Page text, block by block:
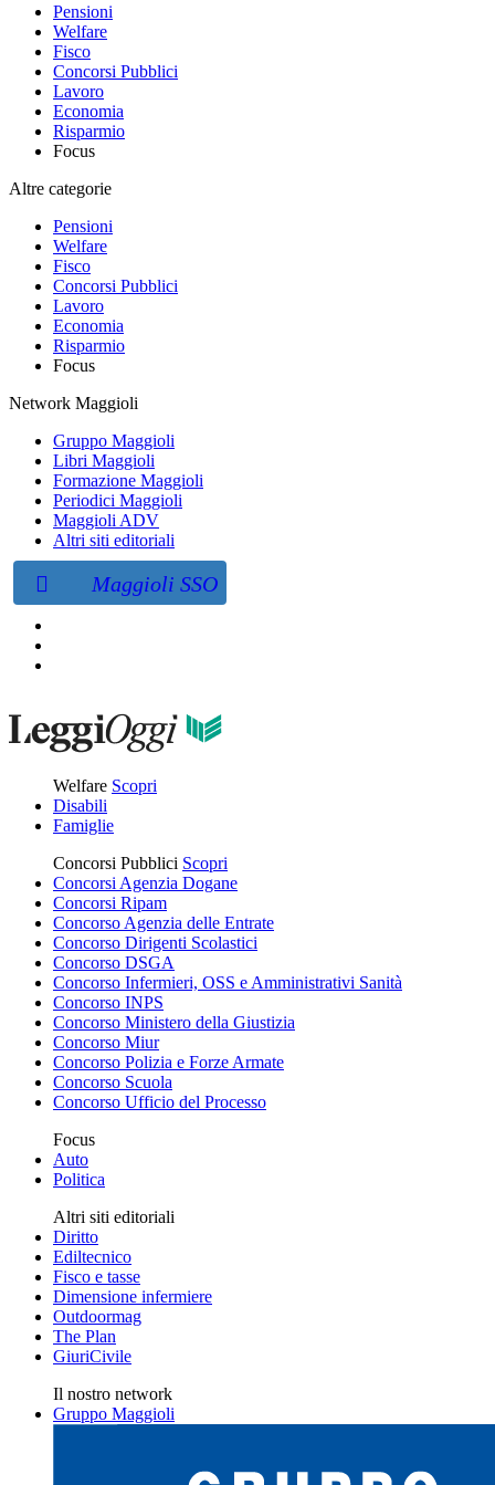
Pensioni
Welfare
Fisco
Concorsi Pubblici
Lavoro
Economia
Risparmio
Focus
Altre categorie
Pensioni
Welfare
Fisco
Concorsi Pubblici
Lavoro
Economia
Risparmio
Focus
Network Maggioli
Gruppo Maggioli
Libri Maggioli
Formazione Maggioli
Periodici Maggioli
Maggioli ADV
Altri siti editoriali
Maggioli SSO
Welfare Scopri
Disabili
Famiglie
Concorsi Pubblici Scopri
Concorsi Agenzia Dogane
Concorsi Ripam
Concorso Agenzia delle Entrate
Concorso Dirigenti Scolastici
Concorso DSGA
Concorso Infermieri, OSS e Amministrativi Sanità
Concorso INPS
Concorso Ministero della Giustizia
Concorso Miur
Concorso Polizia e Forze Armate
Concorso Scuola
Concorso Ufficio del Processo
Focus
Auto
Politica
Altri siti editoriali
Diritto
Ediltecnico
Fisco e tasse
Dimensione infermiere
Outdoormag
The Plan
GiuriCivile
Il nostro network
Gruppo Maggioli